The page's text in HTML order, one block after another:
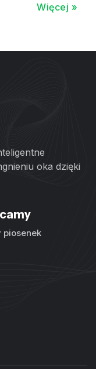
Więcej »
oka dzięki
piosenek